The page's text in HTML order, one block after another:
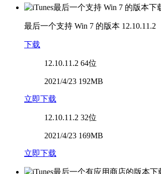
最后一个支持 Win 7 的版本 12.10.11.2
下载
12.10.11.2 64位
2021/4/23 192MB
立即下载
12.10.11.2 32位
2021/4/23 169MB
立即下载